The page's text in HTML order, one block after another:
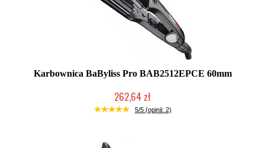
Karbownica BaByliss Pro BAB2512EPCE 60mm
262,64 zł
Duża ilość (wysyłka w 24h)
5/5 (opinii: 2)